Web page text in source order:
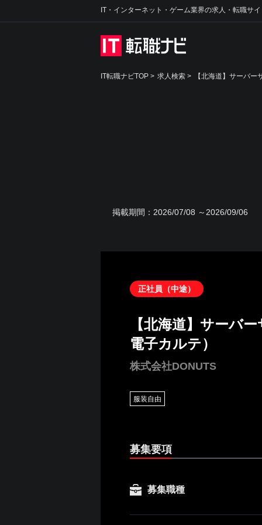
IT・インターネット・ゲーム業界の求人・転職サ
IT転職ナビTOP > 求人検索 > 【北海道】サーバ
掲載期間： 2026/07/08 ～2026/09/06
正社員（中途）
【北海道】サーバ
電子カルテ）
株式会社DONUTS
服装自由
募集要項
募集職種